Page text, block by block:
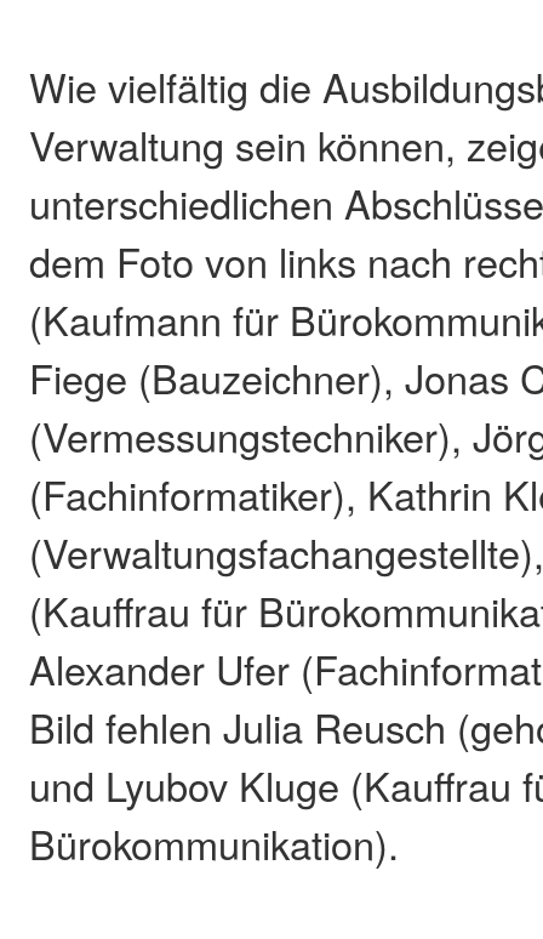
Wie vielfältig die
Verwaltung sein können,
unterschiedlichen
dem Foto von links nach
(Kaufmann für
Fiege (Bauzeichner), Jonas
(Vermessungstechniker),
(Fachinformatiker), Kathrin
(Kauffrau für
Alexander Ufer
Bild fehlen Julia Reusch
und Lyubov Kluge (Kauffrau
Bürokommunikation).